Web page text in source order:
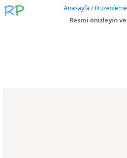
Anasayfa / Düzenleme
Resmi önizleyin